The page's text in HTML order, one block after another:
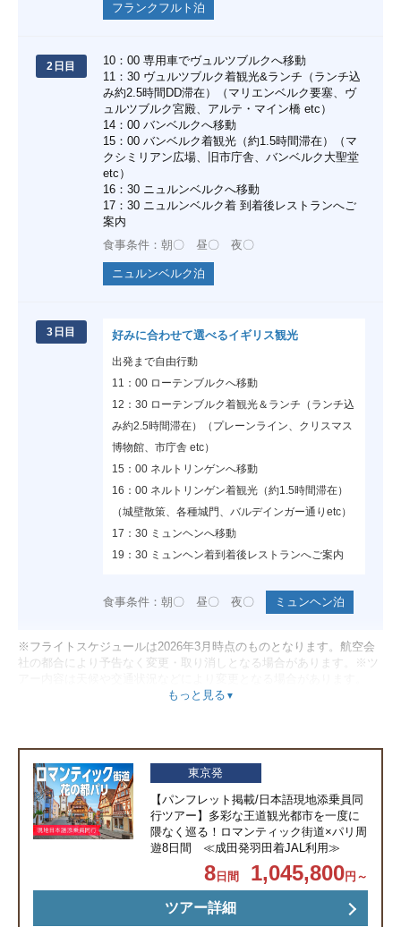
フランクフルト泊
2日目
10：00 専用車でヴュルツブルクへ移動
11：30 ヴュルツブルク着観光&ランチ（ランチ込
み約2.5時間DD滞在）（マリエンベルク要塞、ヴ
ュルツブルク宮殿、アルテ・マイン橋 etc）
14：00 バンベルクへ移動
15：00 バンベルク着観光（約1.5時間滞在）（マ
クシミリアン広場、旧市庁舎、バンベルク大聖堂
etc）
16：30 ニュルンベルクへ移動
17：30 ニュルンベルク着 到着後レストランへご
案内
食事条件：朝〇 昼〇 夜〇
ニュルンベルク泊
3日目 好みに合わせて選べるイギリス観光
出発まで自由行動
11：00 ローテンブルクへ移動
12：30 ローテンブルク着観光＆ランチ（ランチ込
み約2.5時間滞在）（プレーンライン、クリスマス
博物館、市庁舎 etc）
15：00 ネルトリンゲンへ移動
16：00 ネルトリンゲン着観光（約1.5時間滞在）
（城壁散策、各種城門、バルデインガー通りetc）
17：30 ミュンヘンへ移動
19：30 ミュンヘン着到着後レストランへご案内
食事条件：朝〇 昼〇 夜〇 ミュンヘン泊
4日目
現地日本語添乗員とともに終日ノイシュバンシュ
タイン城観光ツアーにご参加（ランチはツアー中
各自でお召し上がりいただきます） ツアー終了
後、ミュンヘンへ戻り、レストランへご案内
5日目
午前 現地日本語添乗員とともに送迎車で空港へ移
動空路にてパリへ
到着後パリの現地日本語添乗員と合流してホテル
へしばらく自由行動
夜セーヌ川ディナークルーズ乗船下船後自由行動
食事条件：朝○ 昼× 夜〇 パリ泊
※フライトスケジュールは2026年3月時点のものとなります。航空会
社の都合により予告なく変更・取り消しとなる場合があります。※ツ
もっと見る ▼
東京発
【パンフレット掲載/日本語現地添乗員同
行ツアー】多彩な王道観光都市を一度に
隈なく巡る！ロマンティック街道×パリ周
遊8日間 ≪成田発羽田着JAL利用≫
8 日間 1,045,800円～
ツアー詳細